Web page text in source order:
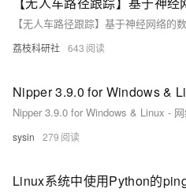
荔枝科研社 643
sysin 279
Linux系统中使用Python的